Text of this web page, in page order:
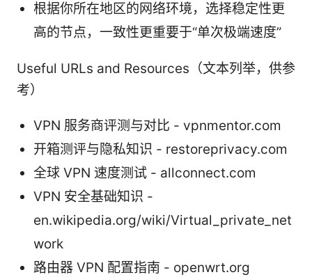
根据你所在地区的网络环境，选择稳定性更
高的节点，一致性更重要于“单次极端速度”
Useful URLs and Resources（文本列举，供参
考）
VPN 服务商评测与对比 - vpnmentor.com
开箱测评与隐私知识 - restoreprivacy.com
全球 VPN 速度测试 - allconnect.com
VPN 安全基础知识 -
en.wikipedia.org/wiki/Virtual_private_net
work
路由器 VPN 配置指南 - openwrt.org